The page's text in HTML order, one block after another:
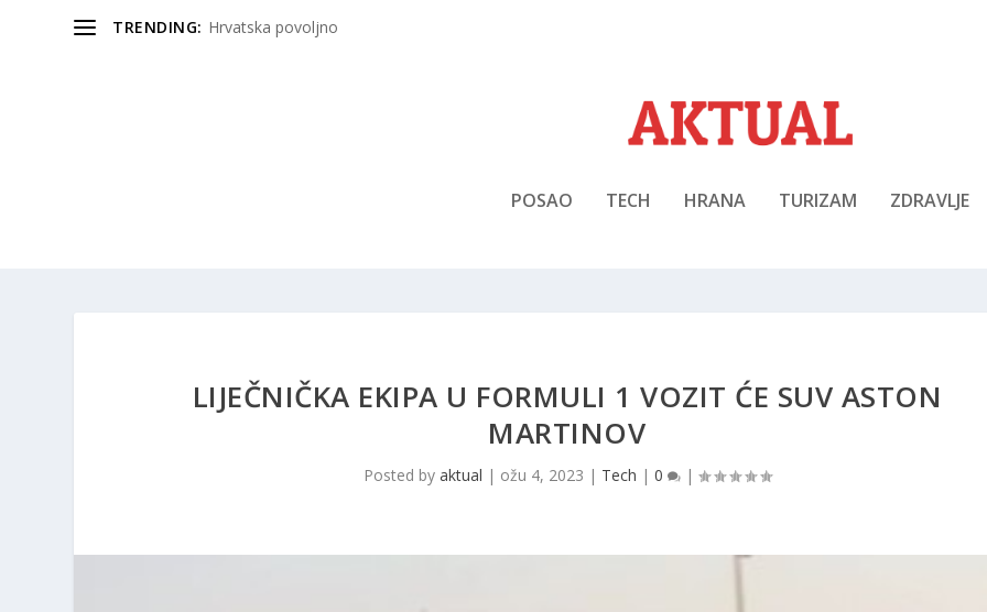
TRENDING: Hrvatska povoljno
POSAO TECH HRANA TURIZAM ZDRAVLJE
LIJEČNIČKA EKIPA U FORMULI 1 VOZIT ĆE SUV ASTON
MARTINOV
Posted by aktual | ožu 4, 2023 | Tech | 0 |